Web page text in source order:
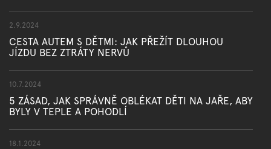
2.9.2024
CESTA AUTEM S DĚTMI: JAK PŘEŽÍT DLOUHOU
JÍZDU BEZ ZTRÁTY NERVŮ
10.7.2024
5 ZÁSAD, JAK SPRÁVNĚ OBLÉKAT DĚTI NA JAŘE, ABY
BYLY V TEPLE A POHODLÍ
18.1.2024